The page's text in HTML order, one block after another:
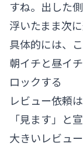
すね。出した
浮いたまま次に
具体的には、
朝イチと昼イ
ロックする
レビュー依頼
「見ます」と
大きいレビュ